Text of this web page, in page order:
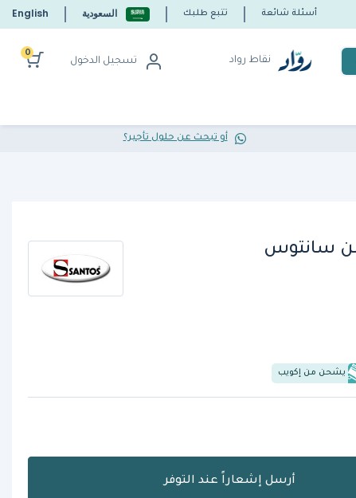
أسئلة شائعة تتبع طلبك السعودية English
نقاط رواد تسجيل الدخول
0
أو تبحث عن حلول تأجير؟
يشحن من إكويب
أرسل إشعاراً عند التوفر